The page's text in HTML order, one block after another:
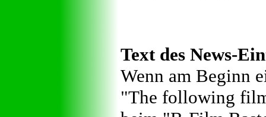
Text des News-
Wenn am Beginn
"The following